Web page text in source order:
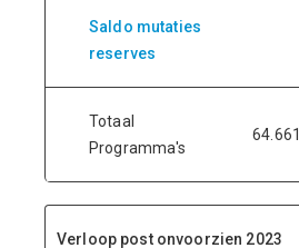
Saldo mutaties
reserves
Totaal
Programma's
64.661
Verloop post onvoorzien 2023